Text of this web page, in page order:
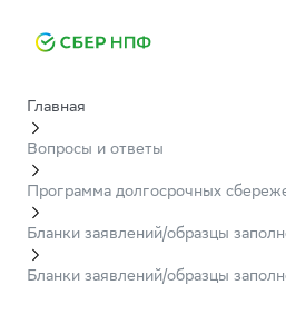
Главная
Вопросы и ответы
Программа долгосрочных
Бланки заявлений/образцы
Бланки заявлений/образцы